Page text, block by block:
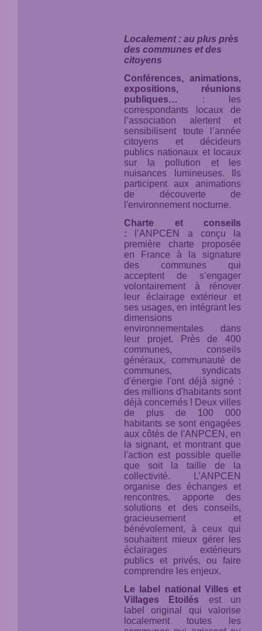
Localement : au plus près
des communes et des
citoyens
Conférences, animations,
expositions, réunions
publiques…
: les
correspondants locaux de
l’association alertent et
sensibilisent toute l’année
citoyens et décideurs
publics nationaux et locaux
sur la pollution et les
nuisances lumineuses. Ils
participent aux animations
de découverte de
l'environnement nocturne.
Charte et conseils
: l’ANPCEN a conçu la
première charte proposée
en France à la signature
des communes qui
acceptent de s’engager
volontairement à rénover
leur éclairage extérieur et
ses usages, en intégrant les
dimensions
environnementales dans
leur projet. Près de 400
communes, conseils
généraux, communauté de
communes, syndicats
d'énergie l'ont déjà signé :
des millions d'habitants sont
déjà concernés ! Deux villes
de plus de 100 000
habitants se sont engagées
aux côtés de l'ANPCEN, en
la signant, et montrant que
l'action est possible quelle
que soit la taille de la
collectivité. L’ANPCEN
organise des échanges et
rencontres, apporte des
solutions et des conseils,
gracieusement et
bénévolement, à ceux qui
souhaitent mieux gérer les
éclairages extérieurs
publics et privés, ou faire
comprendre les enjeux.
Le label national Villes et
Villages Etoilés est un
label original qui valorise
localement toutes les